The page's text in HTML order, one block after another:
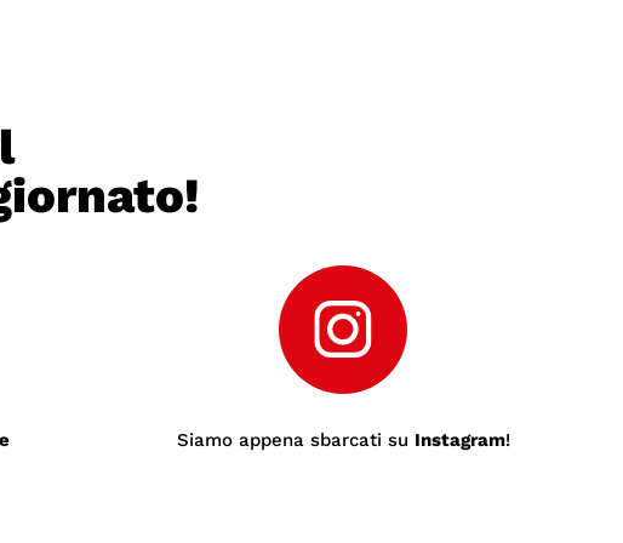
Siamo appena sbarcati su Instagram!